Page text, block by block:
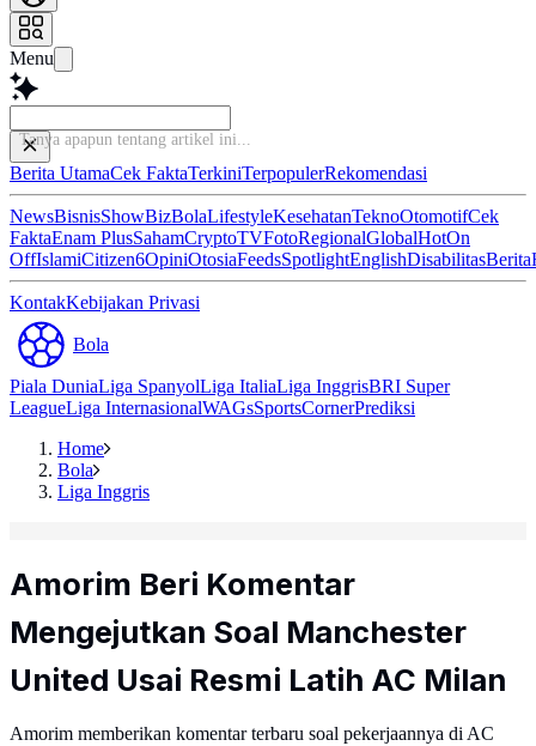
Menu
Tanya apapun
Berita UtamaCek FaktaTerkiniTerpopulerRekomendasi
NewsBisnisShowBizBolaLifestyleKesehatanTeknoOtomotifCek
FaktaEnam PlusSahamCryptoTVFotoRegionalGlobalHotOn
OffIslamiCitizen6OpiniOtosiaFeedsSpotlightEnglishDisabilitasBerita
KontakKebijakan Privasi
Bola
Piala DuniaLiga SpanyolLiga ItaliaLiga InggrisBRI Super
LeagueLiga InternasionalWAGsSportsCornerPrediksi
Home
Bola
Liga Inggris
Amorim Beri Komentar
Mengejutkan Soal Manchester
United Usai Resmi Latih AC Milan
Amorim memberikan komentar terbaru soal pekerjaannya di AC